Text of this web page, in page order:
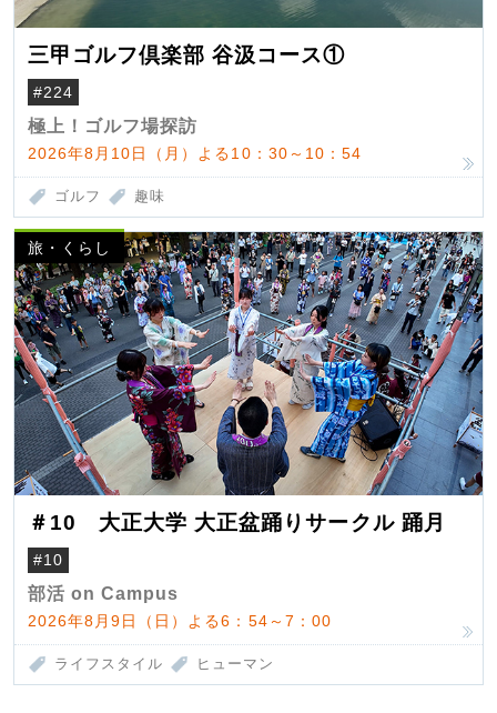
三甲ゴルフ倶楽部 谷汲コース①
#224
極上！ゴルフ場探訪
2026年8月10日（月）よる10：30～10：54
ゴルフ 趣味
旅・くらし
＃10 大正大学 大正盆踊りサークル 踊月
#10
部活 on Campus
2026年8月9日（日）よる6：54～7：00
ライフスタイル ヒューマン